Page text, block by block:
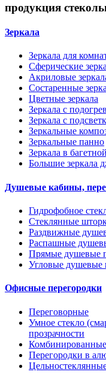
продукция
Зеркала
Зеркала для
Сферические
Акриловые
Состаренные
Цветные зеркала
Зеркала с
Зеркала с
Зеркальные
Зеркальные панно
Зеркала в
Большие зеркала
Душевые кабины,
Гидрофобное
Стеклянные
Раздвижные
Распашные
Прямые душевые
Угловые душевые
Офисные перегородки
Переговорные
Умное стекло
прозрачности
Перегородки в